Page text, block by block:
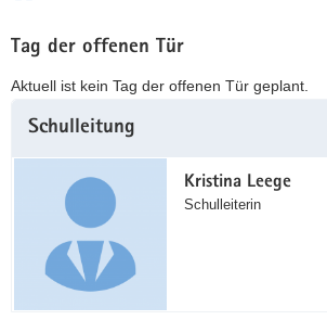
Tag der offenen Tür
Aktuell ist kein Tag der offenen Tür geplant.
Information
Schulleitung
Kristina Leege
Schulleiterin